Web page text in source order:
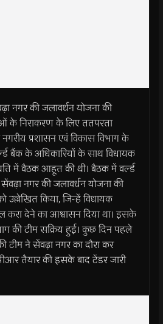
नगर की जलावर्धन योजना की
के निराकरण के लिए ततपरता
प्रशासन एवं विकास विभाग के
बैंक के अधिकारियों के साथ विधायक
में वैठक आहूत की थी। बैठक में वर्ल्ड
सेंवढ़ा नगर की जलावर्धन योजना की
उल्लेखित किया, जिन्हें विधायक
करा देने का आश्वासन दिया था। इसके
की टीम सक्रिय हुई। कुछ दिन पहले
टीम ने सेंवढ़ा नगर का दौरा कर
तैयार की इसके बाद टेंडर जारी